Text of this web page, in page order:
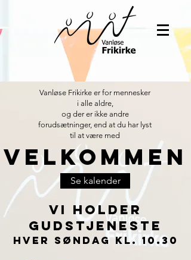
Vanløse Frikirke er for mennesker
i alle aldre,
og der er ikke andre
forudsætninger, end at du har lyst
til at være med
VelkommeN
Se kalender
Vi holder
Gudstjeneste
​Hver søndag kl. 10.30